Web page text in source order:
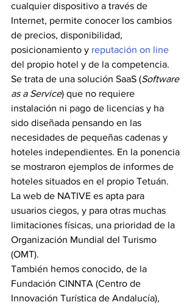
cualquier dispositivo a través de
Internet, permite conocer los cambios
de precios, disponibilidad,
posicionamiento y reputación on line
del propio hotel y de la competencia.
Se trata de una solución SaaS (Software
as a Service) que no requiere
instalación ni pago de licencias y ha
sido diseñada pensando en las
necesidades de pequeñas cadenas y
hoteles independientes. En la ponencia
se mostraron ejemplos de informes de
hoteles situados en el propio Tetuán.
La web de NATIVE es apta para
usuarios ciegos, y para otras muchas
limitaciones físicas, una prioridad de la
Organización Mundial del Turismo
(OMT).
También hemos conocido, de la
Fundación CINNTA (Centro de
Innovación Turística de Andalucía),